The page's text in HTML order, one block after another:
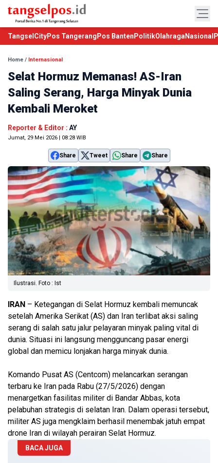
TangselCityPos Tangerang Pos Banten PolitikOlahraga Nasional
Home / Internasional
Selat Hormuz Memanas! AS-Iran
Saling Serang, Harga Minyak Dunia
Kembali Meroket
Reporter & Editor : AY
Jumat, 29 Mei 2026 | 08:28 WIB
Share Tweet Share Share
Ilustrasi. Foto : Ist
IRAN – Ketegangan di Selat Hormuz kembali memuncak
setelah Amerika Serikat (AS) dan Iran terlibat aksi saling
serang di salah satu jalur pelayaran minyak paling vital di
dunia. Situasi ini langsung mengguncang pasar energi
global dan memicu lonjakan harga minyak dunia.
Komando Pusat AS (Centcom) melancarkan serangan
terbaru ke Iran pada Rabu (27/5/2026) dengan
menargetkan fasilitas militer di Bandar Abbas, kota
pelabuhan strategis di selatan Iran. Dalam operasi tersebut,
militer AS juga mengklaim berhasil menembak jatuh empat
drone Iran di wilayah perairan Selat Hormuz.
BACA JUGA